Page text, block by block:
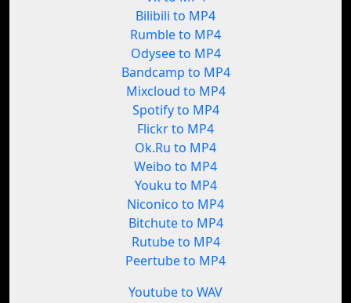
Bilibili to MP4
Rumble to MP4
Odysee to MP4
Bandcamp to MP4
Mixcloud to MP4
Spotify to MP4
Flickr to MP4
Ok.Ru to MP4
Weibo to MP4
Youku to MP4
Niconico to MP4
Bitchute to MP4
Rutube to MP4
Peertube to MP4
Youtube to WAV